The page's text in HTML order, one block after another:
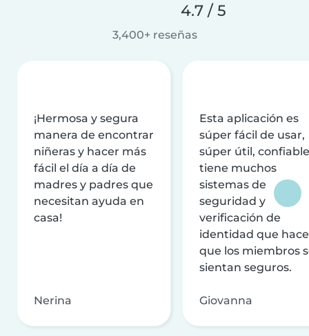
4.7 / 5
3,400+ reseñas
¡Hermosa y segura
manera de encontrar
niñeras y hacer más
fácil el día a día de
madres y padres que
necesitan ayuda en
casa!
Nerina
Esta aplicación es
súper fácil de usar,
súper útil,
tiene muchos
sistemas de
seguridad y
verificación de
identidad que
que los miembros
sientan seguros.
Giovanna